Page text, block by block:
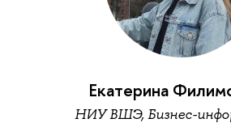
Екатерина
НИУ ВШЭ, Бизнес-